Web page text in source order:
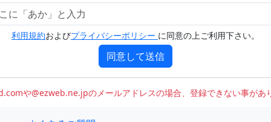
利用規約およびプライバシーポリシー に同意の上ご利用下さい。
同意して送信
や@ezweb.ne.jpのメールアドレスの場合、登録できない事があ